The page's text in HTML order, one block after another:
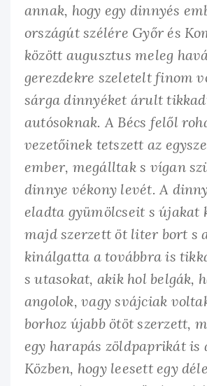
annak, hogy egy dinnyés
országút szélére Győr és
között augusztus meleg
gerezdekre szeletelt finom
sárga dinnyéket árult
autósoknak. A Bécs felől
vezetőinek tetszett az
ember, megálltak s vígan
dinnye vékony levét. A
eladta gyümölcseit s újakat
majd szerzett öt liter bort s
kinálgatta a továbbra is
s utasokat, akik hol belgák,
angolok, vagy svájciak
borhoz újabb ötöt szerzett,
egy harapás zöldpaprikát is
Közben, hogy leesett egy